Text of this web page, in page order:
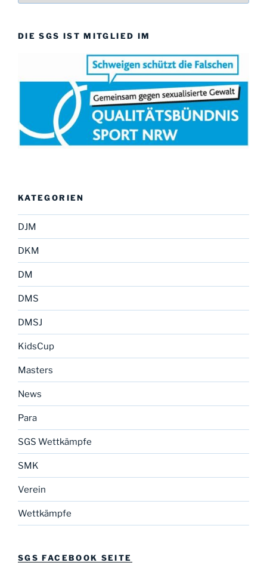
DIE SGS IST MITGLIED IM
KATEGORIEN
DJM
DKM
DM
DMS
DMSJ
KidsCup
Masters
News
Para
SGS Wettkämpfe
SMK
Verein
Wettkämpfe
SGS FACEBOOK SEITE